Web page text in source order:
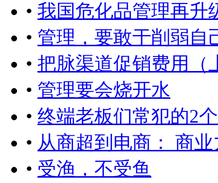
• 我国危化品管理再升
• 管理，要敢于削弱自
• 把脉渠道促销费用（
• 管理要会烧开水
• 终端老板们常犯的2
• 从商超到电商： 商
• 受渔，不受鱼